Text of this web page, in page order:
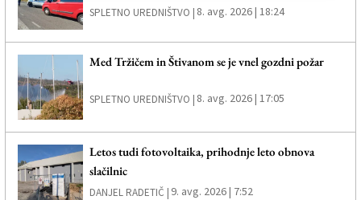
SPLETNO UREDNIŠTVO | 8. avg. 2026 | 18:24
Med Tržičem in Štivanom se je vnel gozdni požar
SPLETNO UREDNIŠTVO | 8. avg. 2026 | 17:05
Letos tudi fotovoltaika, prihodnje leto obnova
slačilnic
DANJEL RADETIČ | 9. avg. 2026 | 7:52